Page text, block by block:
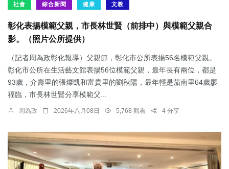
社會 綜合新聞 健康 文教
彰化表揚模範父親，市長林世賢（前排中）與模範父親合
影。（照片公所提供）
（記者周為政彰化報導）父親節，彰化市公所表揚56名模範父親。
彰化市公所在生活藝文館表揚56位模範父親，最年長有兩位，都是
93歲，介壽里的張燦凱和富貴里的劉秋陽，最年輕是茄南里64歲廖
福臨，市長林世賢分享模範父...
周為政 2026年八月08日 5,768 觀看 4 分享